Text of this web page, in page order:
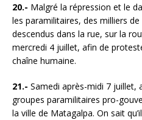
20.- Malgré la répression et le
les paramilitaires, des milliers
descendus dans la rue, sur la
mercredi 4 juillet, afin de
chaîne humaine.
21.- Samedi après-midi 7 juillet,
groupes paramilitaires pro-
la ville de Matagalpa. On sait